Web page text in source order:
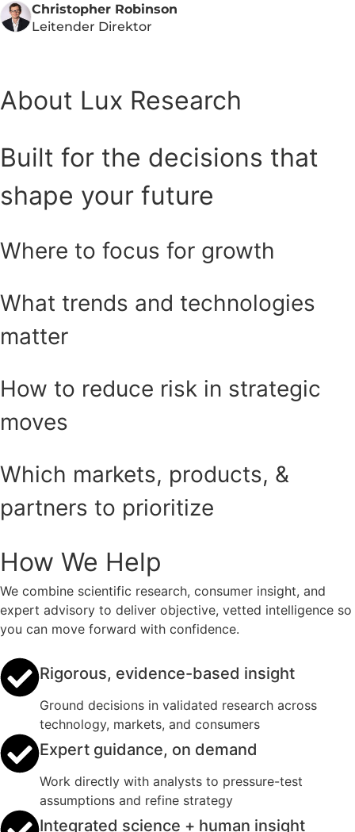
Christopher Robinson
Leitender Direktor
About Lux Research
Built for the decisions that
shape your future
Where to focus for growth
What trends and technologies
matter
How to reduce risk in strategic
moves
Which markets, products, &
partners to prioritize
How We Help
We combine scientific research, consumer insight, and
expert advisory to deliver objective, vetted intelligence so
you can move forward with confidence.
Rigorous, evidence-based insight
Ground decisions in validated research across
technology, markets, and consumers
Expert guidance, on demand
Work directly with analysts to pressure-test
assumptions and refine strategy
Integrated science + human insight